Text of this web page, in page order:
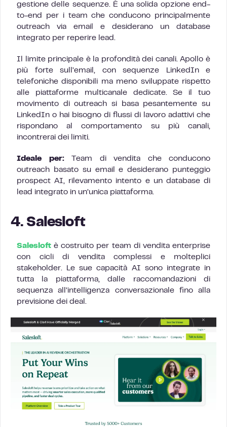
gestione delle sequenze. È una solida opzione end-
to-end per i team che conducono principalmente
outreach via email e desiderano un database
integrato per reperire lead.
Il limite principale è la profondità dei canali. Apollo è
più forte sull’email, con sequenze LinkedIn e
telefoniche disponibili ma meno sviluppate rispetto
alle piattaforme multicanale dedicate. Se il tuo
movimento di outreach si basa pesantemente su
LinkedIn o hai bisogno di flussi di lavoro adattivi che
rispondano al comportamento su più canali,
incontrerai dei limiti.
Ideale per:Team di vendita che conducono
outreach basato su email e desiderano punteggio
prospect AI, rilevamento intento e un database di
lead integrato in un’unica piattaforma.
4. Salesloft
Salesloft è costruito per team di vendita enterprise
con cicli di vendita complessi e molteplici
stakeholder. Le sue capacità AI sono integrate in
tutta la piattaforma, dalle raccomandazioni di
sequenza all’intelligenza conversazionale fino alla
previsione dei deal.